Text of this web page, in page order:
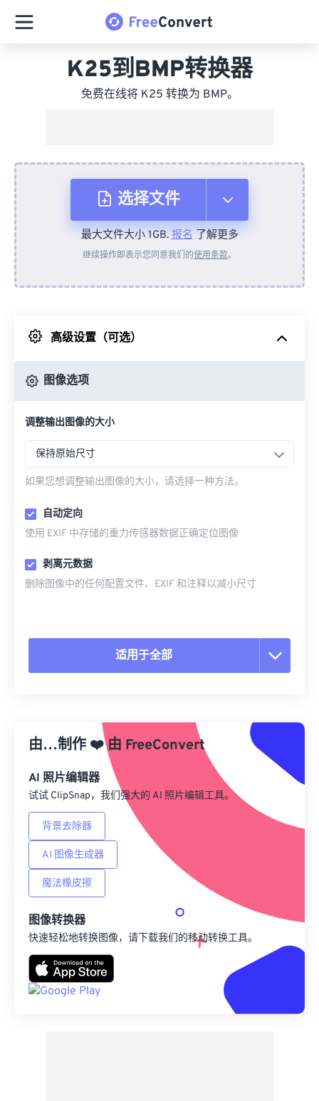
K25到BMP转换器
免费在线将 K25 转换为 BMP。
选择文件
从设备
来自 Google Drive
最大文件大小 1GB.报名了解更多
继续操作即表示您同意我们的使用条款。
高级设置（可选）
图像选项
调整输出图像的大小
保持原始尺寸
如果您想调整输出图像的大小，请选择一种方法。
自动定向
使用 EXIF 中存储的重力传感器数据正确定位图像
剥离元数据
删除图像中的任何配置文件、EXIF 和注释以减小尺寸
适用于全部
从预设应用
另存为预设
由…制作 ❤️由 FreeConvert
AI 照片编辑器
试试 ClipSnap，我们强大的 AI 照片编辑工具。
背景去除器
AI 图像生成器
魔法橡皮擦
图像转换器
快速轻松地转换图像，请下载我们的移动转换工具。